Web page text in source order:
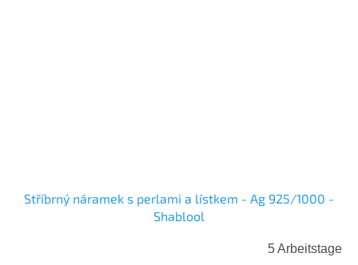
Stříbrný náramek s perlami a lístkem - Ag 925/1000 -
Shablool
5 Arbeitstage